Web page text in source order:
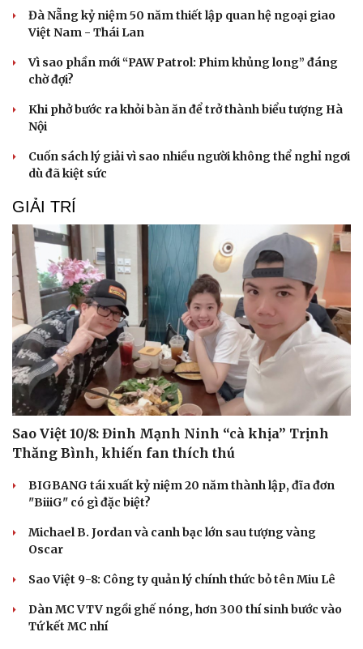
Du lịch
Tư vấn
check-in
Podcast
Cửa sổ tình yêu
Hạt giống tâm hồn
Đà Nẵng kỷ niệm 50 năm thiết lập quan hệ ngoại giao
Việt Nam - Thái Lan
Vì sao phần mới “PAW Patrol: Phim khủng long” đáng
chờ đợi?
Khi phở bước ra khỏi bàn ăn để trở thành biểu tượng Hà
Nội
Cuốn sách lý giải vì sao nhiều người không thể nghỉ ngơi
dù đã kiệt sức
GIẢI TRÍ
Sao Việt 10/8: Đinh Mạnh Ninh “cà khịa” Trịnh
Thăng Bình, khiến fan thích thú
BIGBANG tái xuất kỷ niệm 20 năm thành lập, đĩa đơn
"BiiiG" có gì đặc biệt?
Michael B. Jordan và canh bạc lớn sau tượng vàng
Oscar
Sao Việt 9-8: Công ty quản lý chính thức bỏ tên Miu Lê
Dàn MC VTV ngồi ghế nóng, hơn 300 thí sinh bước vào
Tứ kết MC nhí